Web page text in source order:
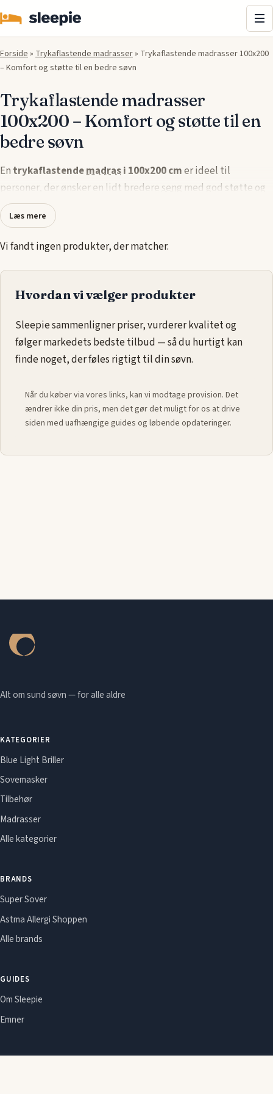
Forside» Trykaflastende madrasser» Trykaflastende madrasser 100x200
– Komfort og støtte til en bedre søvn
Trykaflastende madrasser
100x200 – Komfort og støtte til en
bedre søvn
En trykaflastendemadrasi 100x200 cmer ideel til
personer, der ønsker en lidt bredere seng med god støtte og
komfort. Den trykaflastende teknologi sørger for at fordele
vægten jævnt og lindre trykpunkter, hvilket giver en mere
afslappende og behagelig søvnoplevelse.
Vores udvalg aftrykaflastende madrasser i 100x200
den bedste løsning til dine individuelle søvnbehov. Oplev,
hvordan en trykaflastende madras kan forbedre din nattesøvn
og sikre en bedre og mere afslappet hvile.
Læs mere
Vi fandt ingen produkter, der matcher.
Hvordan vi vælger produkter
Sleepie sammenligner priser, vurderer kvalitet og
følger markedets bedste tilbud — så du hurtigt kan
finde noget, der føles rigtigt til din søvn.
Når du køber via vores links, kan vi modtage provision. Det
ændrer ikke din pris, men det gør det muligt for os at drive
siden med uafhængige guides og løbende opdateringer.
Alt om sund søvn — for alle aldre
KATEGORIER
Blue Light Briller
Sovemasker
Tilbehør
Madrasser
Alle kategorier
BRANDS
Super Sover
Astma Allergi Shoppen
Alle brands
GUIDES
Om Sleepie
Emner